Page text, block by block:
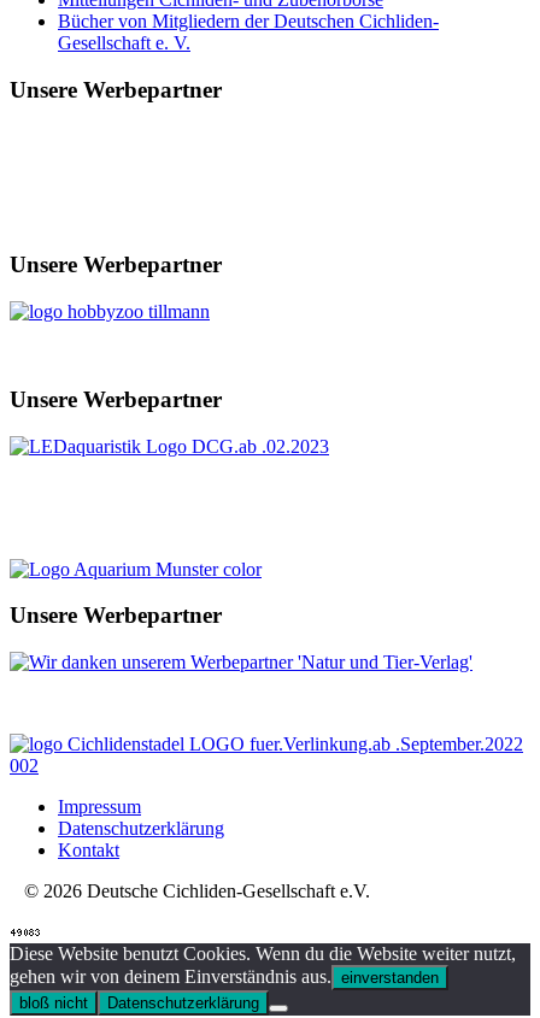
Bücher von Mitgliedern der Deutschen Cichliden-
Gesellschaft e. V.
Unsere Werbepartner
Unsere Werbepartner
Unsere Werbepartner
Unsere Werbepartner
Impressum
Datenschutzerklärung
Kontakt
© 2026 Deutsche Cichliden-Gesellschaft e.V.
Diese Website benutzt Cookies. Wenn du die Website weiter nutzt,
gehen wir von deinem Einverständnis aus. einverstanden
bloß nicht
Datenschutzerklärung